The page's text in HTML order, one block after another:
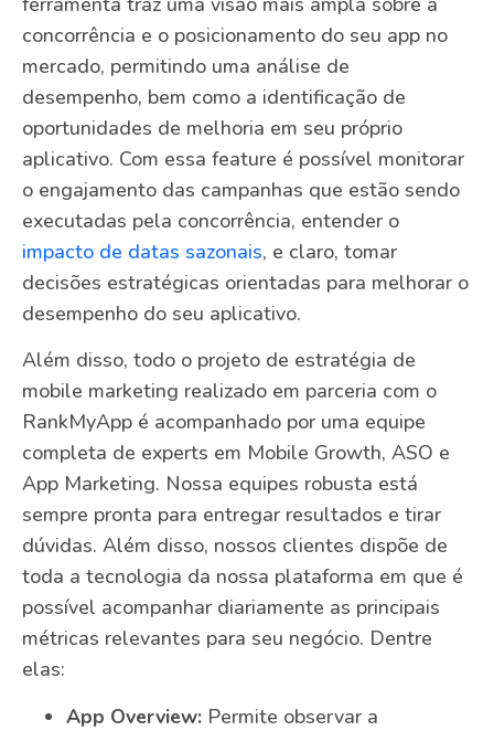
concorrência e o posicionamento do seu app no
mercado, permitindo uma análise de
desempenho, bem como a identificação de
oportunidades de melhoria em seu próprio
aplicativo. Com essa feature é possível monitorar
o engajamento das campanhas que estão sendo
executadas pela concorrência, entender o
impacto de datas sazonais, e claro, tomar
decisões estratégicas orientadas para melhorar o
desempenho do seu aplicativo.
Além disso, todo o projeto de estratégia de
mobile marketing realizado em parceria com o
RankMyApp é acompanhado por uma equipe
completa de experts em Mobile Growth, ASO e
App Marketing. Nossa equipes robusta está
sempre pronta para entregar resultados e tirar
dúvidas. Além disso, nossos clientes dispõe de
toda a tecnologia da nossa plataforma em que é
possível acompanhar diariamente as principais
métricas relevantes para seu negócio. Dentre
elas:
App Overview: Permite observar a